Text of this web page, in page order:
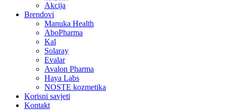
Akcija
Brendovi
Manuka Health
AboPharma
Kal
Solaray
Evalar
Avalon Pharma
Haya Labs
NOSTE kozmetika
Korisni savjeti
Kontakt